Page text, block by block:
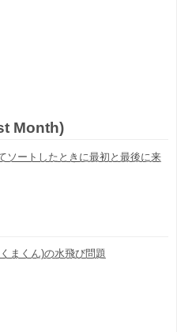
Month)
ソートしたときに最初と最後に来
まくん)の水飛び問題